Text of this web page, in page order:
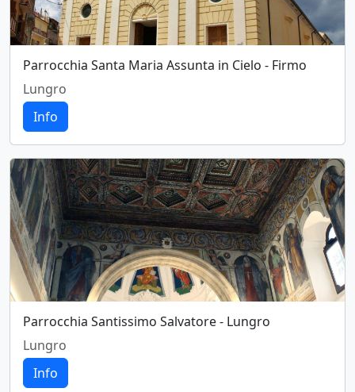
Parrocchia Santa Maria Assunta in Cielo - Firmo
Lungro
Info
Parrocchia Santissimo Salvatore - Lungro
Lungro
Info